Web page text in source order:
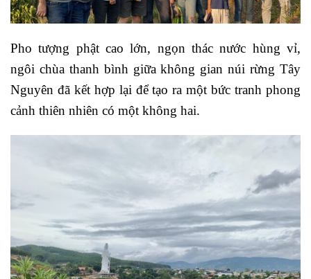
Pho tượng phật cao lớn, ngọn thác nước hùng vỉ,
ngôi chùa thanh bình giữa không gian núi rừng Tây
Nguyên đã kết hợp lại để tạo ra một bức tranh phong
cảnh thiên nhiên có một không hai.